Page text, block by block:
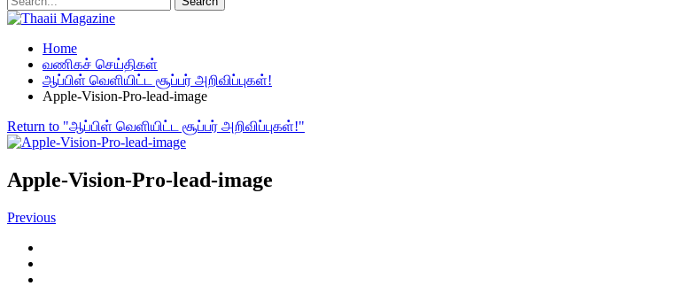
Home
வணிகச் செய்திகள்
ஆப்பிள் வெளியிட்ட சூப்பர் அறிவிப்புகள்!
Apple-Vision-Pro-lead-image
Return to "ஆப்பிள் வெளியிட்ட சூப்பர் அறிவிப்புகள்!"
Apple-Vision-Pro-lead-image
Previous